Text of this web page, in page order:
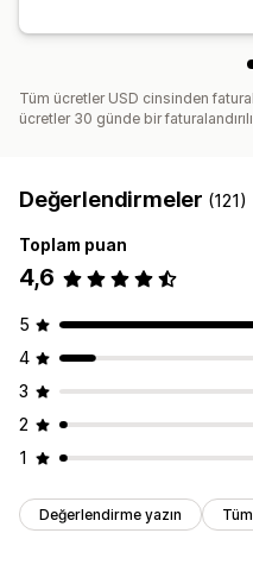
Tüm ücretler USD cinsinden
ücretler 30 günde bir
Değerlendirmeler (121)
Toplam puan
4,6
5
4
3
2
1
Değerlendirme yazın